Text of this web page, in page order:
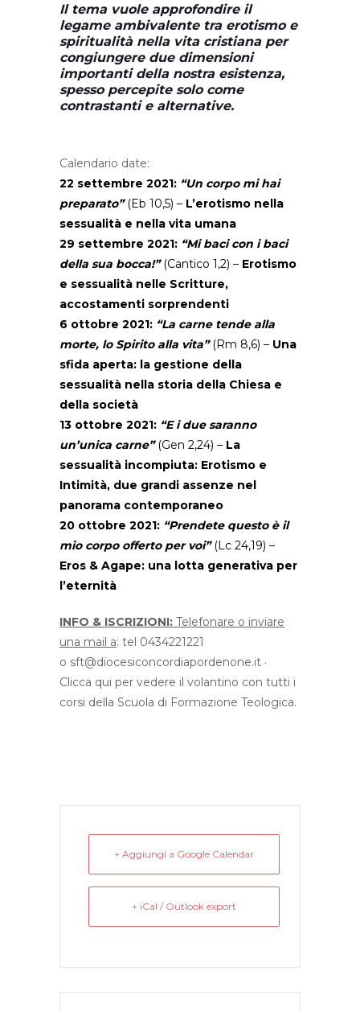
Il tema vuole approfondire il
legame ambivalente tra erotismo e
spiritualità nella vita cristiana per
congiungere due dimensioni
importanti della nostra esistenza,
spesso percepite solo come
contrastanti e alternative.
Calendario date:
22 settembre 2021: “Un corpo mi hai
preparato”(Eb 10,5) – L’erotismo nella
sessualità e nella vita umana
29 settembre 2021: “Mi baci con i baci
della sua bocca!”(Cantico 1,2) – Erotismo
e sessualità nelle Scritture,
accostamenti sorprendenti
6 ottobre 2021: “La carne tende alla
morte, lo Spirito alla vita”(Rm 8,6) – Una
sfida aperta: la gestione della
sessualità nella storia della Chiesa e
della società
13 ottobre 2021: “E i due saranno
un’unica carne”(Gen 2,24) – La
sessualità incompiuta: Erotismo e
Intimità, due grandi assenze nel
panorama contemporaneo
20 ottobre 2021: “Prendete questo è il
mio corpo offerto per voi”(Lc 24,19) –
Eros & Agape: una lotta generativa per
l’eternità
INFO & ISCRIZIONI: Telefonare o inviare
una mail a: tel 0434221221
o sft@diocesiconcordiapordenone.it ·
Clicca qui per vedere il volantino con tutti i
corsi della Scuola di Formazione Teologica.
+ Aggiungi a Google Calendar
+ iCal / Outlook export